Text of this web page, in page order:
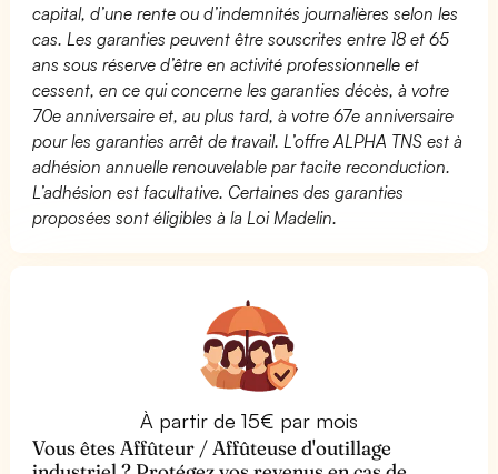
capital, d’une rente ou d’indemnités journalières selon les
cas. Les garanties peuvent être souscrites entre 18 et 65
ans sous réserve d’être en activité professionnelle et
cessent, en ce qui concerne les garanties décès, à votre
70e anniversaire et, au plus tard, à votre 67e anniversaire
pour les garanties arrêt de travail. L’offre ALPHA TNS est à
adhésion annuelle renouvelable par tacite reconduction.
L’adhésion est facultative. Certaines des garanties
proposées sont éligibles à la Loi Madelin.
À partir de 15€ par mois
Vous êtes Affûteur / Affûteuse d'outillage